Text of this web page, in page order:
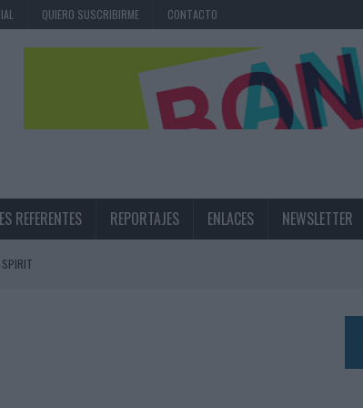
QUIERO SUSCRIBIRME CONTACTO
REFERENTES REPORTAJES ENLACES NEWSLETTER
SPIRIT
EL ORIGEN BARCELONÉS
DE MARCA EN IBIZA